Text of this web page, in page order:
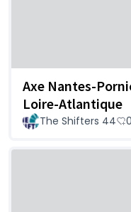
Axe Nantes-
Loire-Atlantique
The Shifters 44 0